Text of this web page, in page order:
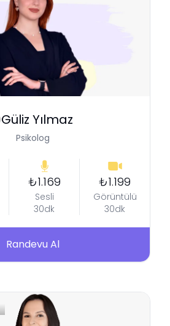
Güliz Yılmaz
Psikolog
₺1.169
Sesli
30dk
₺1.199
Görüntülü
30dk
Randevu Al